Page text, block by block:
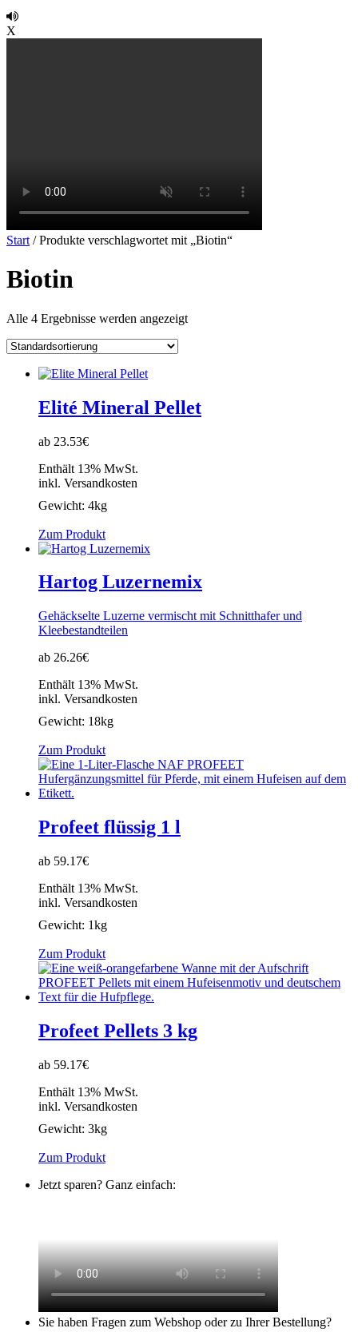
X
Start / Produkte verschlagwortet mit „Biotin“
Biotin
Alle 4 Ergebnisse werden angezeigt
Elité Mineral Pellet
ab 23.53€
Enthält 13% MwSt.
inkl. Versandkosten
Gewicht: 4kg
Zum Produkt
Hartog Luzernemix
Gehäckselte Luzerne vermischt mit Schnitthafer und
Kleebestandteilen
ab 26.26€
Enthält 13% MwSt.
inkl. Versandkosten
Gewicht: 18kg
Zum Produkt
Profeet flüssig 1 l
ab 59.17€
Enthält 13% MwSt.
inkl. Versandkosten
Gewicht: 1kg
Zum Produkt
Profeet Pellets 3 kg
ab 59.17€
Enthält 13% MwSt.
inkl. Versandkosten
Gewicht: 3kg
Zum Produkt
Jetzt sparen? Ganz einfach:
Sie haben Fragen zum Webshop oder zu Ihrer Bestellung?